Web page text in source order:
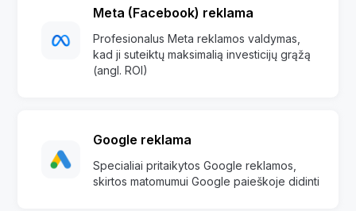
Meta (Facebook) reklama
Profesionalus Meta reklamos valdymas,
kad ji suteiktų maksimalią investicijų grąžą
(angl. ROI)
Google reklama
Specialiai pritaikytos Google reklamos,
skirtos matomumui Google paieškoje didinti